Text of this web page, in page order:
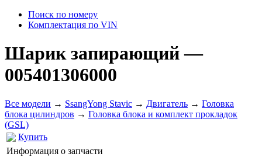
Поиск по номеру
Комплектация по VIN
Шарик запирающий—
005401306000
Все модели → SsangYong Stavic → Двигатель → Головка
блока цилиндров → Головка блока и комплект прокладок
(GSL)
Купить
Информация о запчасти